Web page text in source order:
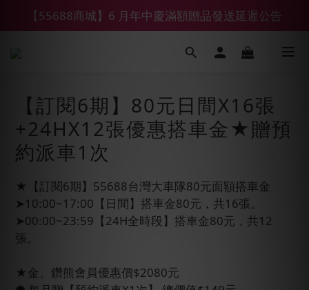
【鑽石熊/金熊新客首購限定】優惠搭車金
【55688商城】6 月年中慶滿額贈品發送延遲公告
【鑽石熊/金熊新客首購限定】優惠搭車金
【訂閱6期】80元日間X16張
+24HX12張優惠搭車金★贈預
約派車1次
★【訂閱6期】55688台灣大車隊80元面額搭車金
➤10:00~17:00【日間】搭車金80元，共16張。
➤00:00~23:59【24H全時段】搭車金80元，共12
張。
★金、鑽熊會員優惠價$2080元